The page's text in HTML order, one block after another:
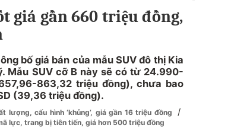
giá gần 660 triệu đồng,
bố giá bán của mẫu SUV đô thị Kia
Mẫu SUV cỡ B này sẽ có từ 24.990-
863,32 triệu đồng), chưa bao
(39,36 triệu đồng).
lượng, cấu hình ‘khủng’, giá gần 16 triệu đồng /
lực, trang bị tiên tiến, giá hơn 500 triệu đồng